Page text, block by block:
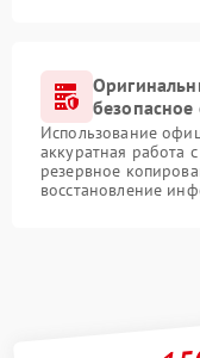
Использование
аккуратная работа
резервное
восстановление